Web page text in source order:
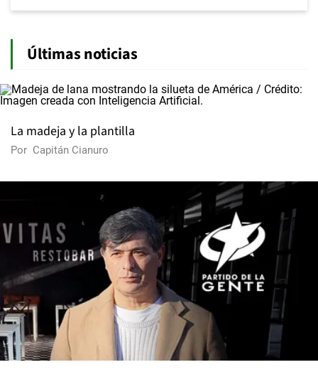
Últimas noticias
La madeja y la plantilla
Por Capitán Cianuro